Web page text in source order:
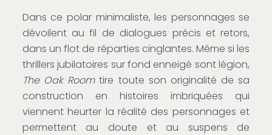
Dans ce polar minimaliste, les personnages se
dévoilent au fil de dialogues précis et retors,
dans un flot de réparties cinglantes. Même si les
thrillers jubilatoires sur fond enneigé sont légion,
The Oak Roomtire toute son originalité de sa
construction en histoires imbriquées qui
viennent heurter la réalité des personnages et
permettent au doute et au suspens de